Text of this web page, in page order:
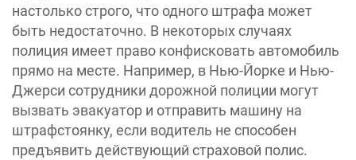
настолько строго, что одного штрафа может
быть недостаточно. В некоторых случаях
полиция имеет право конфисковать автомобиль
прямо на месте. Например, в Нью-Йорке и Нью-
Джерси сотрудники дорожной полиции могут
вызвать эвакуатор и отправить машину на
штрафстоянку, если водитель не способен
предъявить действующий страховой полис.